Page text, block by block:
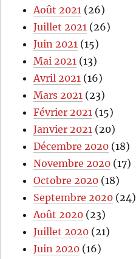
Août 2021 (26)
Juillet 2021 (26)
Juin 2021 (15)
Mai 2021 (13)
Avril 2021 (16)
Mars 2021 (23)
Février 2021 (15)
Janvier 2021 (20)
Décembre 2020 (18)
Novembre 2020 (17)
Octobre 2020 (18)
Septembre 2020 (24)
Août 2020 (23)
Juillet 2020 (21)
Juin 2020 (16)